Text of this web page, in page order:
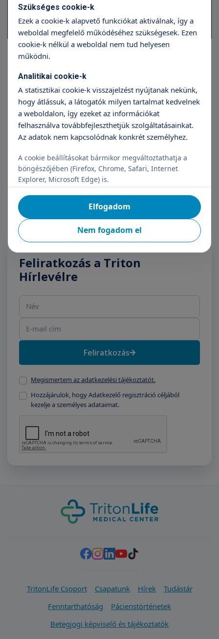
Hagyományos visszér műtét, kétoldali,
altatásban/gerincközeli érzéstelenítésben
Dr. Bányász Zsolt
Érsebészet, Hasi sebészet
Feliratkozás a Triton
Hírlevélre
Név
E-mail cím
Feliratkozás
Megismertem az adatkezelési tájékoztatót.
Hozzájárulok, hogy Adatkezelő regisztráció céljából
kezelje a személyes adataimat.
TritonLife Csoport Csapatunk Hírek
Tudástár
Fenntarthatóság
Pácienstörténetek
Betegjogi képviselő és tájékoztatók
Szükséges cookie-k
Ezek a cookie-k alapvető funkciókat aktiválnak, így a
weboldal megfelelő működéséhez szükségesek. Ezen
cookie-k nélkül a weboldal nem tud helyesen
működni.
Analitikai cookie-k
A statisztikai cookie-k visszajelzést nyújtanak nekünk,
hogy átlássuk, a látogatók milyen tartalmat kedvelnek
a weboldalon, így ezeket az információkat
felhasználva továbbfejleszthetjük szolgáltatásainkat.
Az adatok nem kapcsolódnak konkrét személyhez.
A cookie beállításokat bármikor megváltoztathatja a
böngészőjében (Firefox, Chrome, Safari, Internet
Explorer, Microsoft Edge) is.
Nem fogadom el
Elfogadom